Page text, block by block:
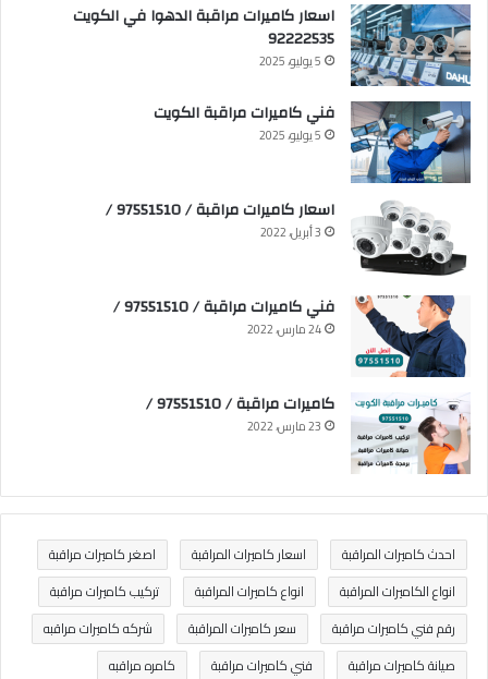
اسعار كاميرات مراقبة الدهوا في الكويت
92222535
5 يوليو، 2025
فني كاميرات مراقبة الكويت
5 يوليو، 2025
اسعار كاميرات مراقبة / 97551510 /
3 أبريل، 2022
فني كاميرات مراقبة / 97551510 /
24 مارس، 2022
كاميرات مراقبة / 97551510 /
23 مارس، 2022
احدث كاميرات المراقبة اسعار كاميرات المراقبة
اصغر كاميرات مراقبة
انواع الكاميرات المراقبة
انواع كاميرات المراقبة
تركيب كاميرات مراقبة
رقم فني كاميرات مراقبة
سعر كاميرات المراقبة
شركه كاميرات مراقبه
صيانة كاميرات مراقبة
فني كاميرات مراقبة
كامره مراقبه